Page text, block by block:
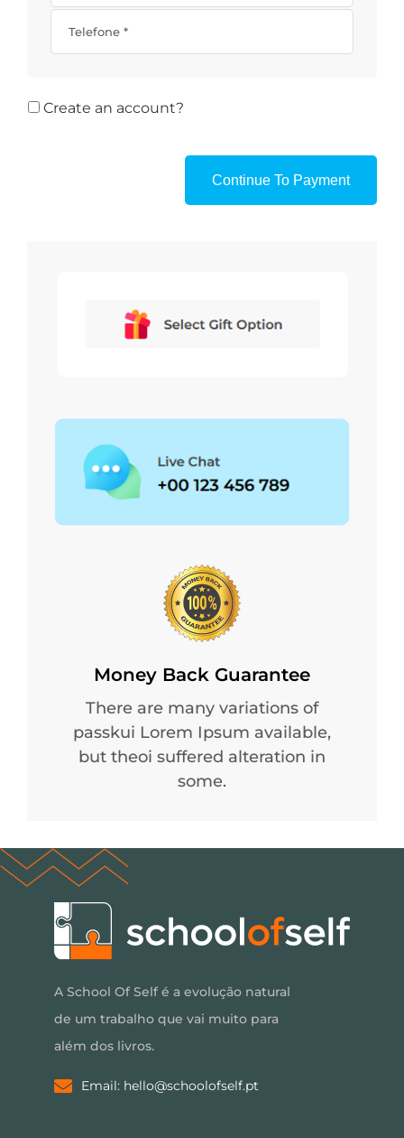
Telefone *
Create an account?
Continue To Payment
Money Back Guarantee
There are many variations of
passkui Lorem Ipsum available,
but theoi suffered alteration in
some.
A School Of Self é a evolução natural
de um trabalho que vai muito para
além dos livros.
Email: hello@schoolofself.pt